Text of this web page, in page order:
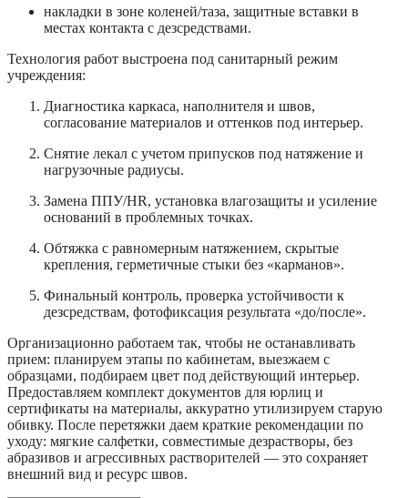
накладки в зоне коленей/таза, защитные вставки в
местах контакта с дезсредствами.
Технология работ выстроена под санитарный режим
учреждения:
Диагностика каркаса, наполнителя и швов,
согласование материалов и оттенков под интерьер.
Снятие лекал с учетом припусков под натяжение и
нагрузочные радиусы.
Замена ППУ/HR, установка влагозащиты и усиление
оснований в проблемных точках.
Обтяжка с равномерным натяжением, скрытые
крепления, герметичные стыки без «карманов».
Финальный контроль, проверка устойчивости к
дезсредствам, фотофиксация результата «до/после».
Организационно работаем так, чтобы не останавливать
прием: планируем этапы по кабинетам, выезжаем с
образцами, подбираем цвет под действующий интерьер.
Предоставляем комплект документов для юрлиц и
сертификаты на материалы, аккуратно утилизируем старую
обивку. После перетяжки даем краткие рекомендации по
уходу: мягкие салфетки, совместимые дезрастворы, без
абразивов и агрессивных растворителей — это сохраняет
внешний вид и ресурс швов.